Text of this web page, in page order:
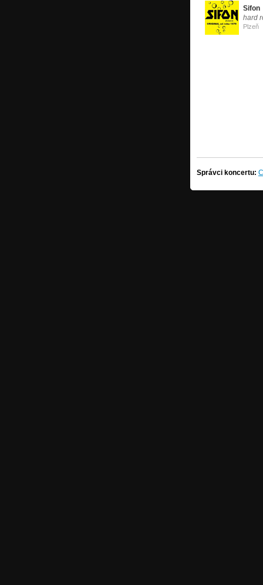
Sifon
hard
Plzeň
Správci koncertu: